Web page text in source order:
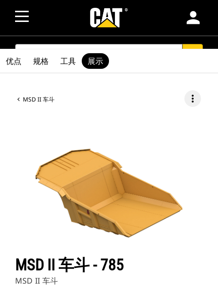
person
SEARCH
MSD II 车斗 more_vert
MSD II 车斗 - 785
MSD II 车斗
优点 规格 工具 展示